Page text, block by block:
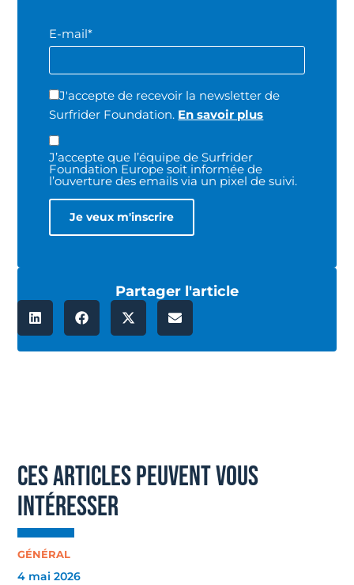
E-mail*
J'accepte de recevoir la newsletter de
Surfrider Foundation. En savoir plus
J’accepte que l’équipe de Surfrider
Foundation Europe soit informée de
l’ouverture des emails via un pixel de suivi.
Partager l'article
ces articles peuvent vous
intéresser
GÉNÉRAL
4 mai 2026